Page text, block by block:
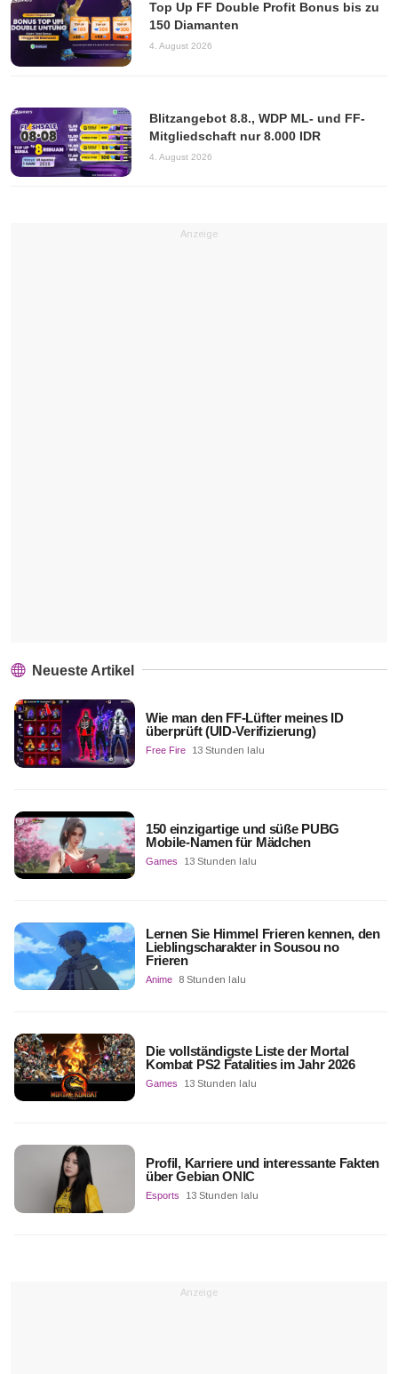
Top Up FF Double Profit Bonus bis zu
150 Diamanten
4. August 2026
Blitzangebot 8.8., WDP ML- und FF-
Mitgliedschaft nur 8.000 IDR
4. August 2026
Anzeige
Neueste Artikel
Wie man den FF-Lüfter meines ID
überprüft (UID-Verifizierung)
Free Fire 13 Stunden lalu
150 einzigartige und süße PUBG
Mobile-Namen für Mädchen
Games 13 Stunden lalu
Lernen Sie Himmel Frieren kennen, den
Lieblingscharakter in Sousou no
Frieren
Anime 8 Stunden lalu
Die vollständigste Liste der Mortal
Kombat PS2 Fatalities im Jahr 2026
Games 13 Stunden lalu
Profil, Karriere und interessante Fakten
über Gebian ONIC
Esports 13 Stunden lalu
Anzeige